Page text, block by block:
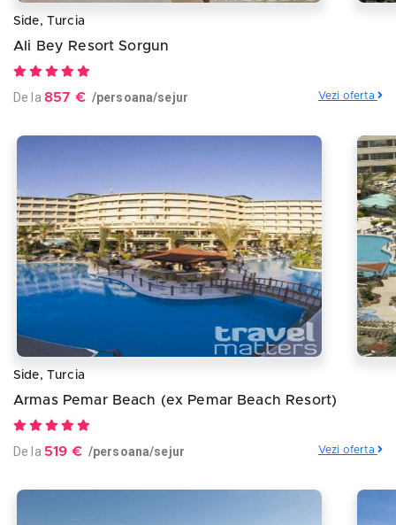
Side, Turcia
Ali Bey Resort Sorgun
De la 857 € /persoana/sejur Vezi oferta
Side, Turcia
Armas Pemar Beach (ex Pemar Beach Resort)
De la 519 € /persoana/sejur Vezi oferta